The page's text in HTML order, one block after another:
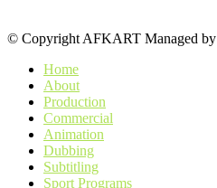
© Copyright AFKART Managed by
Home
About
Production
Commercial
Animation
Dubbing
Subtitling
Sport Programs